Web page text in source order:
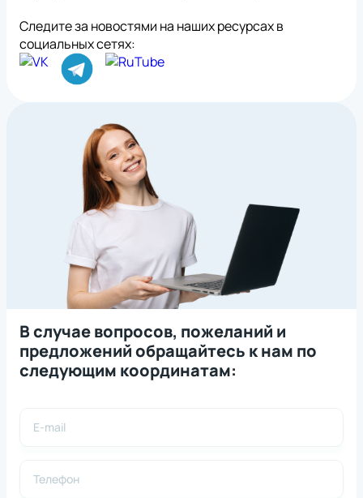
Следите за новостями на наших ресурсах в
социальных сетях:
В случае вопросов, пожеланий и
предложений обращайтесь к нам по
следующим координатам: